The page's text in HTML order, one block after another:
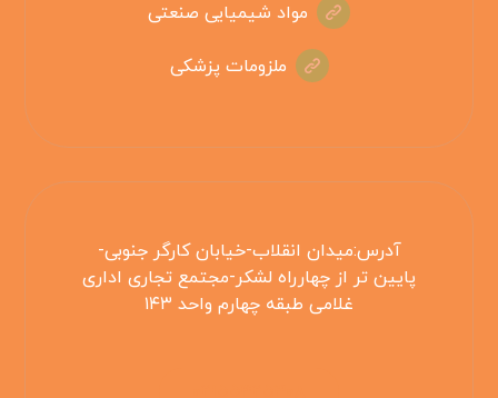
مواد شیمیایی صنعتی
ملزومات پزشکی
آدرس:میدان انقلاب-خیابان کارگر جنوبی-
پایین تر از چهارراه لشکر-مجتمع تجاری اداری
غلامی طبقه چهارم واحد ۱۴۳